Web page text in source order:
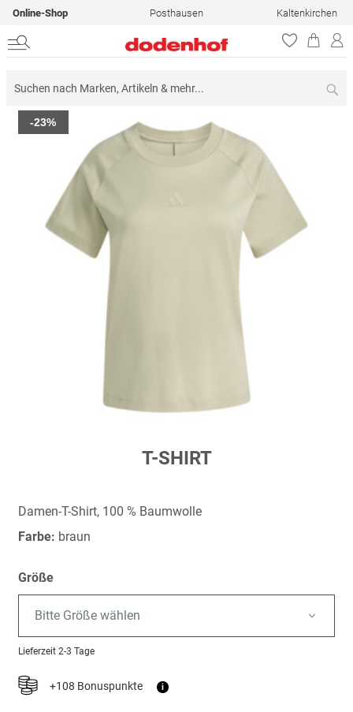
Online-Shop Posthausen Kaltenkirchen
Zum
Ende
-23%
springen
T-SHIRT
Damen-T-Shirt, 100 % Baumwolle
Farbe: braun
Größe
Bitte Größe wählen
Lieferzeit 2-3 Tage
+108 Bonuspunkte i